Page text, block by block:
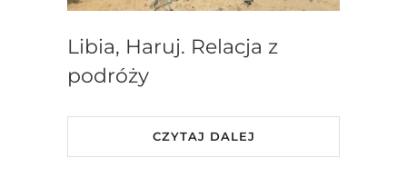
Libia, Haruj. Relacja z
podróży
CZYTAJ DALEJ